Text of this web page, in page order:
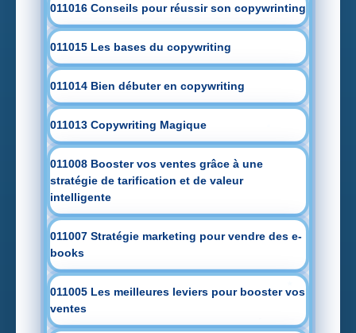
011016 Conseils pour réussir son copywrinting
011015 Les bases du copywriting
011014 Bien débuter en copywriting
011013 Copywriting Magique
011008 Booster vos ventes grâce à une
stratégie de tarification et de valeur
intelligente
011007 Stratégie marketing pour vendre des e-
books
011005 Les meilleures leviers pour booster vos
ventes